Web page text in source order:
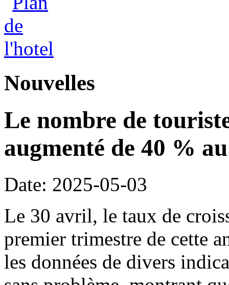
Nouvelles
Le nombre de
augmenté de 40 %
Date: 2025-05-03
Le 30 avril, le taux de
premier trimestre de cette
les données de divers